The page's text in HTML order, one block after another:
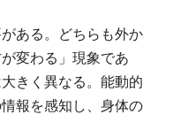
ある。どちらも外か
変わる」現象であ
きく異なる。能動的
報を感知し、身体の